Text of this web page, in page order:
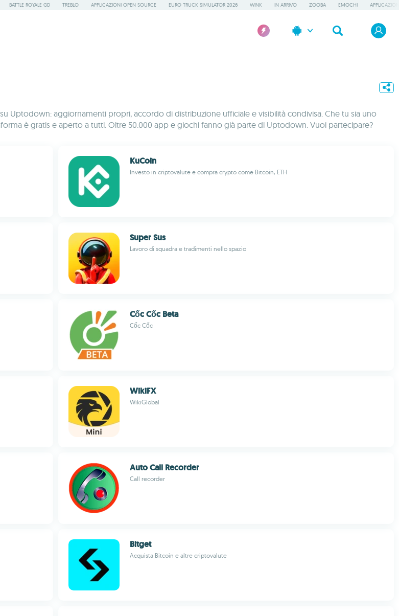
BATTLE ROYALE GD TREBLO APPLICAZIONI OPEN SOURCE EURO TRUCK SIMULATOR 2026 WINK IN ARRIVO ZOOBA EMOCHI
Uptodown: aggiornamenti propri, accordo di distribuzione ufficiale e visibilità condivisa. Che tu sia uno
è gratis e aperto a tutti. Oltre 50.000 app e giochi fanno già parte di Uptodown. Vuoi partecipare?
KuCoin
Investo in criptovalute e compra crypto come Bitcoin, ETH
Super Sus
Lavoro di squadra e tradimenti nello spazio
Cốc Cốc Beta
Cốc Cốc
WikiFX
WikiGlobal
Auto Call Recorder
Call recorder
Bitget
Acquista Bitcoin e altre criptovalute